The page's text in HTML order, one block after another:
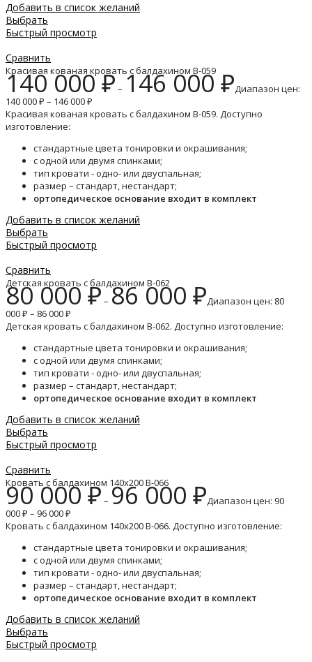
Добавить в список желаний
Выбрать
Быстрый просмотр
Сравнить
Красивая кованая кровать с балдахином B-059
140 000₽– 146 000₽Диапазон цен:
140 000 ₽ – 146 000 ₽
Красивая кованая кровать с балдахином B-059. Доступно
изготовление:
стандартные цвета тонировки и окрашивания;
с одной или двумя спинками;
тип кровати - одно- или двуспальная;
размер – стандарт, нестандарт;
ортопедическое основание входит в комплект
Добавить в список желаний
Выбрать
Быстрый просмотр
Сравнить
Детская кровать с балдахином B-062
80 000₽– 86 000 ₽Диапазон цен: 80
000 ₽ – 86 000 ₽
Детская кровать с балдахином B-062. Доступно изготовление:
стандартные цвета тонировки и окрашивания;
с одной или двумя спинками;
тип кровати - одно- или двуспальная;
размер – стандарт, нестандарт;
ортопедическое основание входит в комплект
Добавить в список желаний
Выбрать
Быстрый просмотр
Сравнить
Кровать с балдахином 140х200 B-066
90 000₽– 96 000 ₽Диапазон цен: 90
000 ₽ – 96 000 ₽
Кровать с балдахином 140х200 B-066. Доступно изготовление:
стандартные цвета тонировки и окрашивания;
с одной или двумя спинками;
тип кровати - одно- или двуспальная;
размер – стандарт, нестандарт;
ортопедическое основание входит в комплект
Добавить в список желаний
Выбрать
Быстрый просмотр